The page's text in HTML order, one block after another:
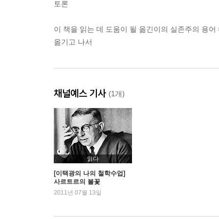
토론
이 책을 읽는 데 도움이 될 옮긴이의 실존주의 용어
옮기고 나서
채널예스 기사 (1개)
읽다
[이택광의 나의 철학수업]
사르트르의 불꽃
2011년 07월 13일